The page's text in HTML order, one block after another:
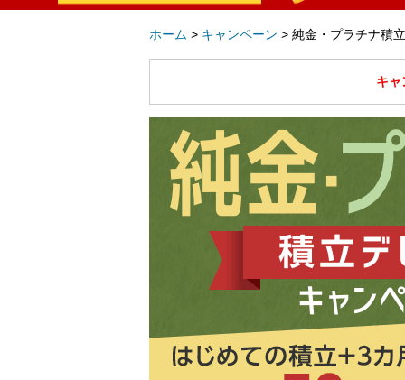
ホーム > キャンペーン > 純金・プラチナ積
キャ